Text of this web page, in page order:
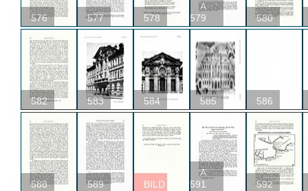
576 577 578
A
579
580
582 583 584 585 586
588 589 BILD
A
591
592